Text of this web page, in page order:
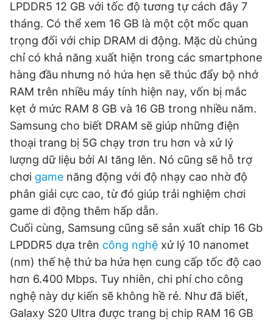
Theo dõi báo trên
Hotline
0906 645 777
Liên hệ quảng cáo
0908 780 404
Đặt báo Quảng cáo RSS Tòa soạn Chính sách bảo
Tổng biên tập: Nguyễn Ngọc Toàn
Phó tổng biên tập thường trực: Hải Thành
Phó tổng biên tập: Trần Việt Hưng
Tổng thư ký tòa soạn: Đức Trung
Giấy phép xuất bản số 110/GP - BTTTT cấp ngày 24.3.2020
© 2003-2026 Bản quyền thuộc về Báo Thanh Niên. Cấm sao
chép dưới mọi hình thức nếu không có sự chấp thuận bằng văn
bản. Phát triển bởi ePi Technologies, JSC.
LPDDR5 12 GB với tốc độ tương tự cách đây 7
tháng. Có thể xem 16 GB là một cột mốc quan
trọng đối với chip DRAM di động. Mặc dù chúng
chỉ có khả năng xuất hiện trong các smartphone
hàng đầu nhưng nó hứa hẹn sẽ thúc đẩy bộ nhớ
RAM trên nhiều máy tính hiện nay, vốn bị mắc
kẹt ở mức RAM 8 GB và 16 GB trong nhiều năm.
Samsung cho biết DRAM sẽ giúp những điện
thoại trang bị 5G chạy trơn tru hơn và xử lý
lượng dữ liệu bởi AI tăng lên. Nó cũng sẽ hỗ trợ
chơi game năng động với độ nhạy cao nhờ độ
phân giải cực cao, từ đó giúp trải nghiệm chơi
game di động thêm hấp dẫn.
Cuối cùng, Samsung cũng sẽ sản xuất chip 16 Gb
LPDDR5 dựa trên công nghệ xử lý 10 nanomet
(nm) thế hệ thứ ba hứa hẹn cung cấp tốc độ cao
hơn 6.400 Mbps. Tuy nhiên, chi phí cho công
nghệ này dự kiến sẽ không hề rẻ. Như đã biết,
Galaxy S20 Ultra được trang bị chip RAM 16 GB